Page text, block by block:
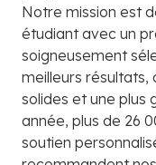
Notre mission est
étudiant avec un
soigneusement
meilleurs résultats,
solides et une plus
année, plus de 26
soutien